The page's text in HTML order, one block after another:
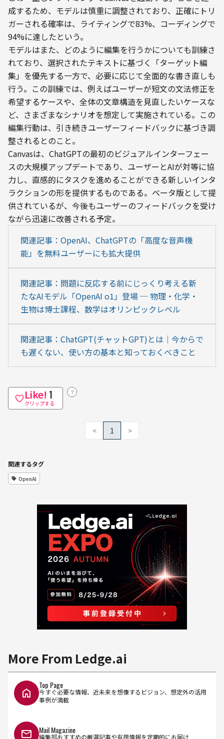
成するため、モデルは慎重に調整されており、正確にトリ
ガーされる確率は、ライティングで83%、コーディングで
94%に達したという。
モデルはまた、どのように編集を行うかについても訓練さ
れており、選択されたテキストに基づく「ターゲット編
集」を優先する一方で、必要に応じて全面的な書き直しも
行う。この訓練では、例えばユーザーが短文の文法修正を
希望するケースや、全体の文章構造を見直したいケースな
ど、さまざまなシナリオを想定して実施されている。この
編集行動は、引き続きユーザーフィードバックに基づき調
整されるとのこと。
Canvasは、ChatGPTの最初のビジュアルインターフェー
スの大規模アップデートであり、ユーザーとAIが対等に協
力し、直感的にタスクを進めることができる新しいインタ
ラクションの形を提供するものである。ベータ版として提
供されているが、今後もユーザーのフィードバックを受け
ながら迅速に改善される予定。
関連記事：OpenAI、ChatGPTの「高度な音声機
能」を無料ユーザーにも拡大提供
関連記事：問題に反応する前にじっくり考える新
たなAIモデル「OpenAI o1」登場 ─ 物理・化学・
生物は博士課程、数学はオリンピックレベル
関連記事：ChatGPT(チャットGPT)とは｜今からで
も遅くない、使い方の基本と知っておくべきこと
Like! 1
クリップする
？
< 1 >
関連するタグ
OpenAI
More From Ledge.ai
Top Page
今すぐ必要な情報、近未来を想像するビジョン、想定外の活用
事例が満載
Mail Magazine
編集部おすすめの厳選記事や有用情報を定期的にお届け